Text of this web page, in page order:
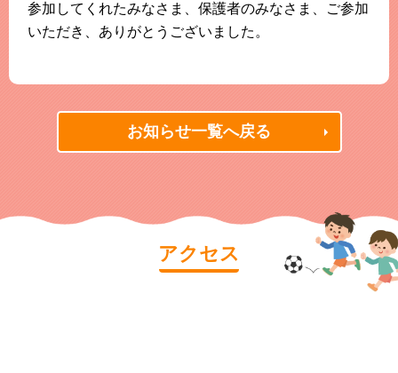
参加してくれたみなさま、保護者のみなさま、ご参加
いただき、ありがとうございました。
お知らせ一覧へ戻る
アクセス